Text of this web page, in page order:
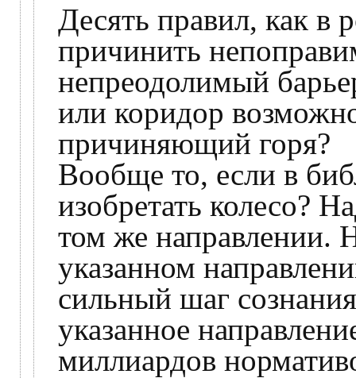
Десять правил, как в
причинить
непреодолимый
или коридор
причиняющий горя?
Вообще то, если в
изобретать колесо?
том же направлении.
указанном
сильный шаг
указанное
миллиардов